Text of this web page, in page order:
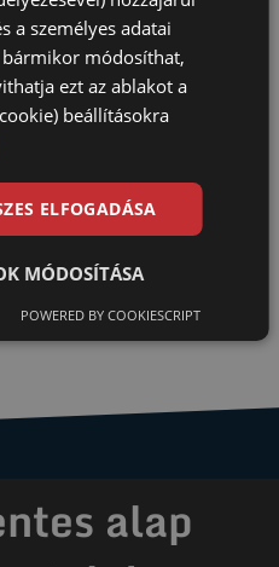
előnye kézi gépeinkkel,
biztonságos alapot
munkagépek nem tudnak
alap
a személyes adatai
bármikor módosíthat,
ezt az ablakot a
beállításokra
ELFOGADÁSA
MÓDOSÍTÁSA
POWERED BY COOKIESCRIPT